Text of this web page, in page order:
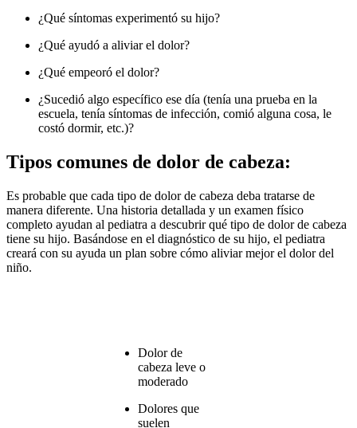
¿Qué síntomas experimentó su hijo?
¿Qué ayudó a aliviar el dolor?
¿Qué empeoró el dolor?
¿Sucedió algo específico ese día (tenía una prueba en la
escuela, tenía síntomas de infección, comió alguna cosa, le
costó dormir, etc.)?
Tipos comunes de dolor de cabeza:
Es probable que cada tipo de dolor de cabeza deba tratarse de
manera diferente. Una historia detallada y un examen físico
completo ayudan al pediatra a descubrir qué tipo de dolor de cabeza
tiene su hijo. Basándose en el diagnóstico de su hijo, el pediatra
creará con su ayuda un plan sobre cómo aliviar mejor el dolor del
niño.
Dolor de
cabeza leve o
moderado
Dolores que
suelen